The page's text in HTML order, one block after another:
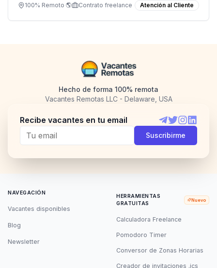
100% Remoto 🌎 Contrato freelance Atención al Cliente
Hecho de forma 100% remota
Vacantes Remotas LLC - Delaware, USA
Recibe vacantes en tu email
Telegram
TwitterInstagram
Suscribirme
NAVEGACIÓN
Vacantes disponibles
Blog
Newsletter
HERRAMIENTAS
GRATUITAS
Nuevo
Calculadora Freelance
Pomodoro Timer
Conversor de Zonas Horarias
Creador de invitaciones .ics